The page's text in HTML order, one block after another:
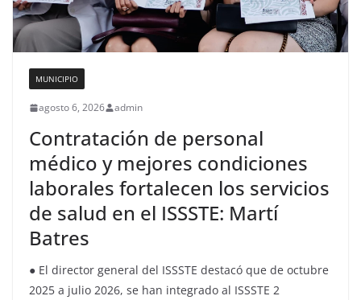
MUNICIPIO
agosto 6, 2026 admin
Contratación de personal
médico y mejores condiciones
laborales fortalecen los servicios
de salud en el ISSSTE: Martí
Batres
● El director general del ISSSTE destacó que de octubre
2025 a julio 2026, se han integrado al ISSSTE 2